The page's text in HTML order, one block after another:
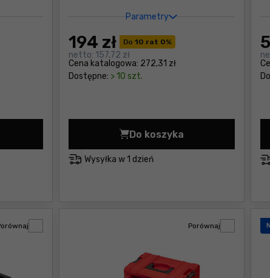
kątowa Metabo WEV 850-125 Cena 273,00 zł
EXPERT RED Ultra
Parametry
Do 10 rat 0%
Cena katalogowa: 272,31 zł
194 zł
netto: 157,72 zł
Dostępne: > 10 szt.
Wysyłka w 1 dzień
Do koszyka
Skrzynka z szufladami
Porównaj